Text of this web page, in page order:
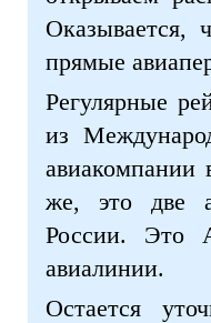
Оказывается,
прямые
Регулярные
из
же, это две
России. Это
авиалинии.
Остается